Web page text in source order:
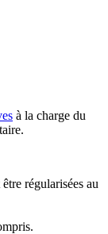
à la charge du
régularisées au